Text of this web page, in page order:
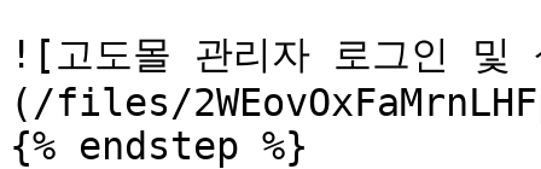
![고도몰 관리자 로그인 및
(/files/
{% endstep %}